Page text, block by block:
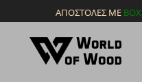
ΑΠΟΣΤΟΛΕΣ ΜΕ